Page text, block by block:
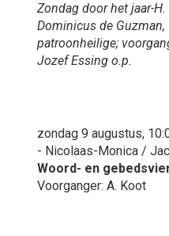
Zondag door het jaar-H.
Dominicus de Guzman,
patroonheilige;
Jozef Essing o.p.
zondag 9 augustus,
- Nicolaas-Monica /
Woord- en
Voorganger: A. Koot